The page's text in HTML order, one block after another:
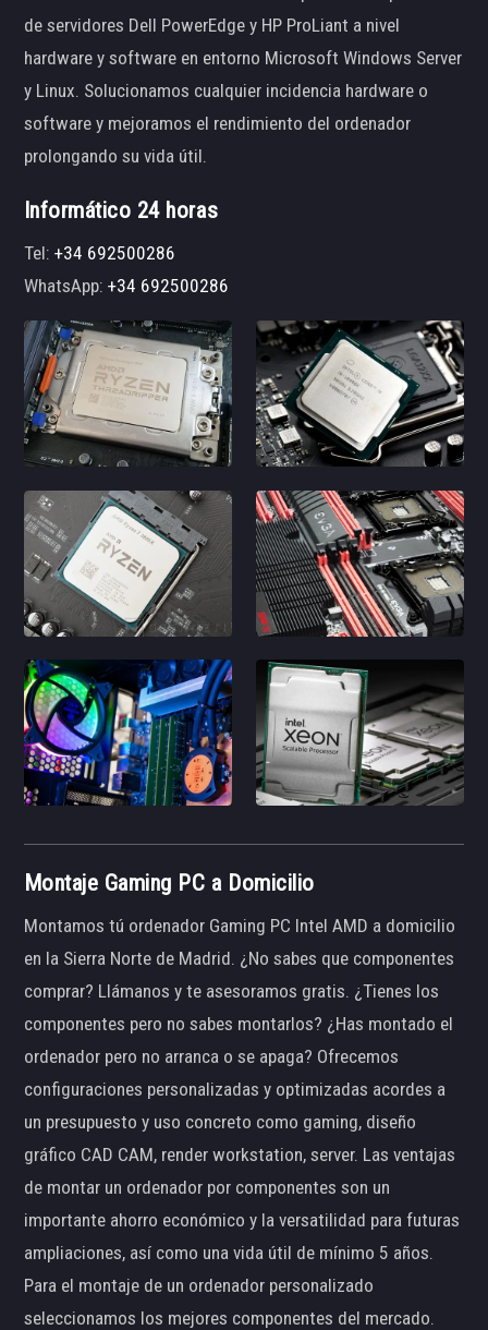
de servidores Dell PowerEdge y HP ProLiant a nivel
hardware y software en entorno Microsoft Windows Server
y Linux. Solucionamos cualquier incidencia hardware o
software y mejoramos el rendimiento del ordenador
prolongando su vida útil.
Informático 24 horas
Tel:+34 692500286
WhatsApp:+34 692500286
Montaje Gaming PC a Domicilio
Montamos tú ordenador Gaming PC Intel AMD a domicilio
en la Sierra Norte de Madrid. ¿No sabes que componentes
comprar? Llámanos y te asesoramos gratis. ¿Tienes los
componentes pero no sabes montarlos? ¿Has montado el
ordenador pero no arranca o se apaga? Ofrecemos
configuraciones personalizadas y optimizadas acordes a
un presupuesto y uso concreto como gaming, diseño
gráfico CAD CAM, render workstation, server. Las ventajas
de montar un ordenador por componentes son un
importante ahorro económico y la versatilidad para futuras
ampliaciones, así como una vida útil de mínimo 5 años.
Para el montaje de un ordenador personalizado
seleccionamos los mejores componentes del mercado.